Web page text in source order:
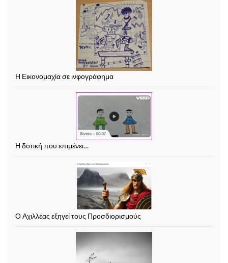
Η Εικονομαχία σε ινφογράφημα
Η δοτική που επιμένει…
Ο Αχιλλέας εξηγεί τους Προσδιορισμούς